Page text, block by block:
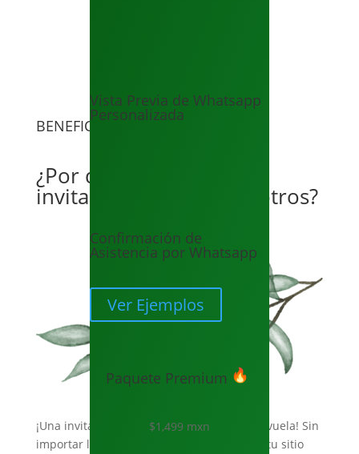
Vista Previa de Whatsapp
Personalizada
Confirmación de
Asistencia por Whatsapp
Ver Ejemplos
Paquete Premium
$1,499 mxn
BENEFICIOS
¿Por qué adquirir una
invitación web con nosotros?
¡Una invitación web no se pierde, arruga o vuela! Sin
importar la hora o el día en que accedas a tu sitio